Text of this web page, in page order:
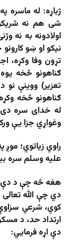
ژباړه: له ماسره
شی هم نه
اولادونه به نه
نیکو او ښو
تړون وفا وکړه،
ګناهونو څخه
تعزیر) ووینې نو
ګناهونو څخه
له خدای سره
وغواړي جزا یې
راوي زیاتوي؛
علیه وسلم سره
هغه څه چې د دې
دي چې الله
کوي، شرعي
ارتداد حد، د
دې اړه فرمایي: